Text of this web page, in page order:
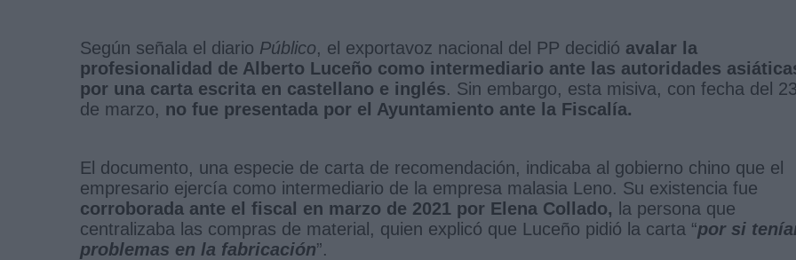
Según señala el diario Público, el exportavoz nacional del PP decidió avalar la
profesionalidad de Alberto Luceño como intermediario ante las autoridades
por una carta escrita en castellano e inglés. Sin embargo, esta misiva, con fecha del 23
de marzo, no fue presentada por el Ayuntamiento ante la Fiscalía.
El documento, una especie de carta de recomendación, indicaba al gobierno chino que el
empresario ejercía como intermediario de la empresa malasia Leno. Su existencia fue
corroborada ante el fiscal en marzo de 2021 por Elena Collado, la persona que
centralizaba las compras de material, quien explicó que Luceño pidió la carta “por si
problemas en la fabricación”.